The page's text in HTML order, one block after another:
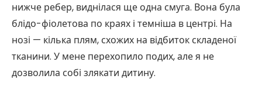
нижче ребер, виднілася ще одна смуга. Вона була
блідо-фіолетова по краях і темніша в центрі. На
нозі — кілька плям, схожих на відбиток складеної
тканини. У мене перехопило подих, але я не
дозволила собі злякати дитину.